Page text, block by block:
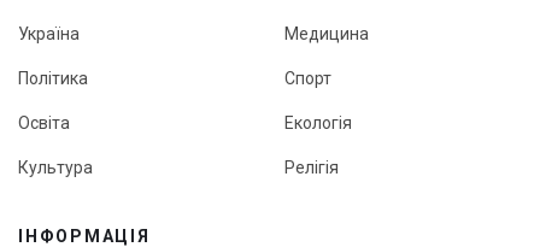
Україна
Політика
Освіта
Культура
Медицина
Спорт
Екологія
Релігія
ІНФОРМАЦІЯ